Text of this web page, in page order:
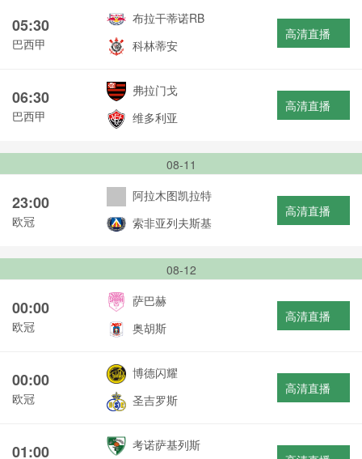
05:30
巴西甲
布拉干蒂诺RB
科林蒂安
高清直播
06:30
巴西甲
弗拉门戈
维多利亚
高清直播
08-11
23:00
欧冠
阿拉木图凯拉特
索非亚列夫斯基
高清直播
08-12
00:00
欧冠
萨巴赫
奥胡斯
高清直播
00:00
欧冠
博德闪耀
圣吉罗斯
高清直播
01:00
考诺萨基列斯